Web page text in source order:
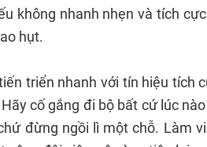
không nhanh nhẹn và tích
hụt.
triển nhanh với tín hiệu tích
cố gắng đi bộ bất cứ lúc
đừng ngồi lì một chỗ. Làm